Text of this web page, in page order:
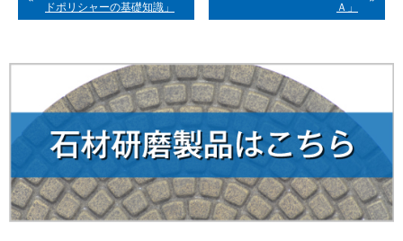
ドポリシャーの基礎知識」
Ａ」